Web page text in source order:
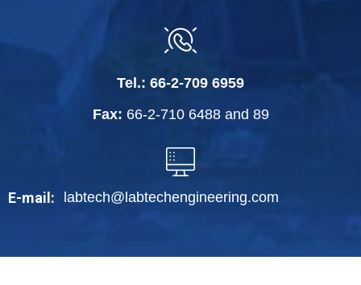
Tel.: 66-2-709 6959
Fax: 66-2-710 6488and 89
E-mail: labtech@labtechengineering.com